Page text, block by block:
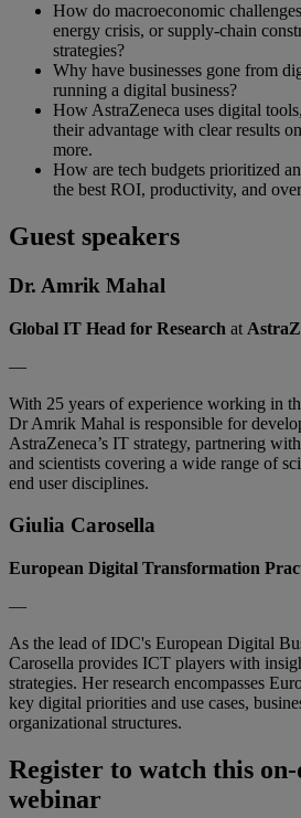
How do macroeconomic
energy crisis, or supply-chain
strategies?
Why have businesses gone from
running a digital business?
How AstraZeneca uses digital
their advantage with clear results
more.
How are tech budgets prioritized
the best ROI, productivity, and
Guest speakers
Dr. Amrik Mahal
Global IT Head for Research at
—
With 25 years of experience working in
Dr Amrik Mahal is responsible for
AstraZeneca’s IT strategy, partnering
and scientists covering a wide range of
end user disciplines.
Giulia Carosella
European Digital Transformation
—
As the lead of IDC's European Digital
Carosella provides ICT players with
strategies. Her research encompasses
key digital priorities and use cases,
organizational structures.
Register to watch this
webinar